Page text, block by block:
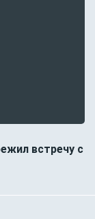
встречу с